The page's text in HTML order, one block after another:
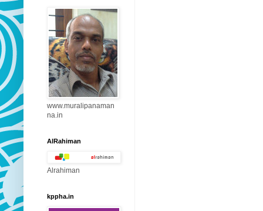
www.muralipanaman
na.in
AlRahiman
Alrahiman
kppha.in